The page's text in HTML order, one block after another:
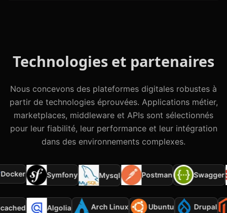
Technologies et partenaires
Nous concevons des plateformes digitales robustes à
partir de technologies éprouvées. Applications métier,
marketplaces, middleware et APIs sont sélectionnés
pour leur fiabilité, leur performance et leur intégration
dans des environnements complexes.
Symfony Mysql Postman Swagger
Algolia Arch Linux Ubuntu Drupal